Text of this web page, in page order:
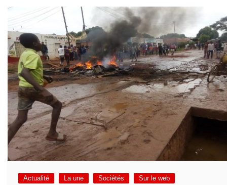
Actualité La une Sociétés Sur le web